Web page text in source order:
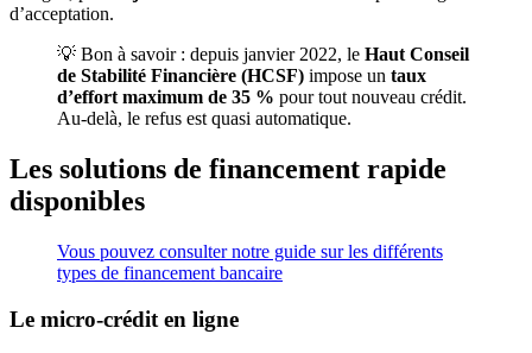
d’acceptation.
💡 Bon à savoir : depuis janvier 2022, le Haut Conseil
de Stabilité Financière (HCSF) impose un taux
d’effort maximum de 35 % pour tout nouveau crédit.
Au-delà, le refus est quasi automatique.
Les solutions de financement rapide
disponibles
Vous pouvez consulter notre guide sur les différents
types de financement bancaire
Le micro-crédit en ligne